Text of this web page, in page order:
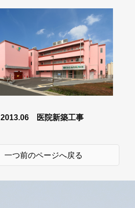
2013.06 医院新築工事
一つ前のページへ戻る